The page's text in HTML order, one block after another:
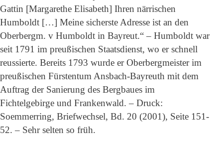
Gattin [Margarethe Elisabeth] Ihren närrischen
Humboldt […] Meine sicherste Adresse ist an den
Oberbergm. v Humboldt in Bayreut.“ – Humboldt war
seit 1791 im preußischen Staatsdienst, wo er schnell
reussierte. Bereits 1793 wurde er Oberbergmeister im
preußischen Fürstentum Ansbach-Bayreuth mit dem
Auftrag der Sanierung des Bergbaues im
Fichtelgebirge und Frankenwald. – Druck:
Soemmerring, Briefwechsel, Bd. 20 (2001), Seite 151-
52. – Sehr selten so früh.